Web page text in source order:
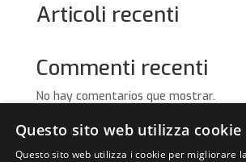
Articoli recenti
Commenti recenti
No hay comentarios que mostrar.
Questo sito web utilizza cookie
Questo sito web utilizza i cookie per migliorare